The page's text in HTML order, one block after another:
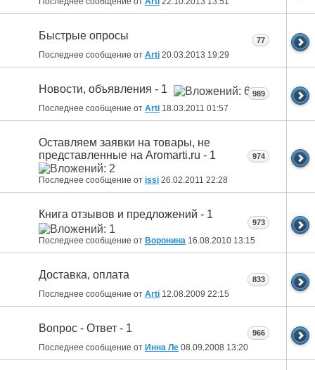
Быстрые опросы
Последнее сообщение от Arti 20.03.2013 19:29
77
Новости, объявления - 1
Последнее сообщение от Arti 18.03.2011 01:57
989
Оставляем заявки на товары, не
представленные на Aromarti.ru - 1
Последнее сообщение от issi 26.02.2011 22:28
974
Книга отзывов и предложений - 1
Последнее сообщение от Воронина 16.08.2010 13:15
973
Доставка, оплата
Последнее сообщение от Arti 12.08.2009 22:15
833
Вопрос - Ответ - 1
Последнее сообщение от Инна Ле 08.09.2008 13:20
966